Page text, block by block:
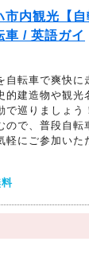
市内観光【自
車 / 英語ガイ
自転車で爽快に
的建造物や観光
で巡りましょう
ので、普段自転
軽にご参加いた